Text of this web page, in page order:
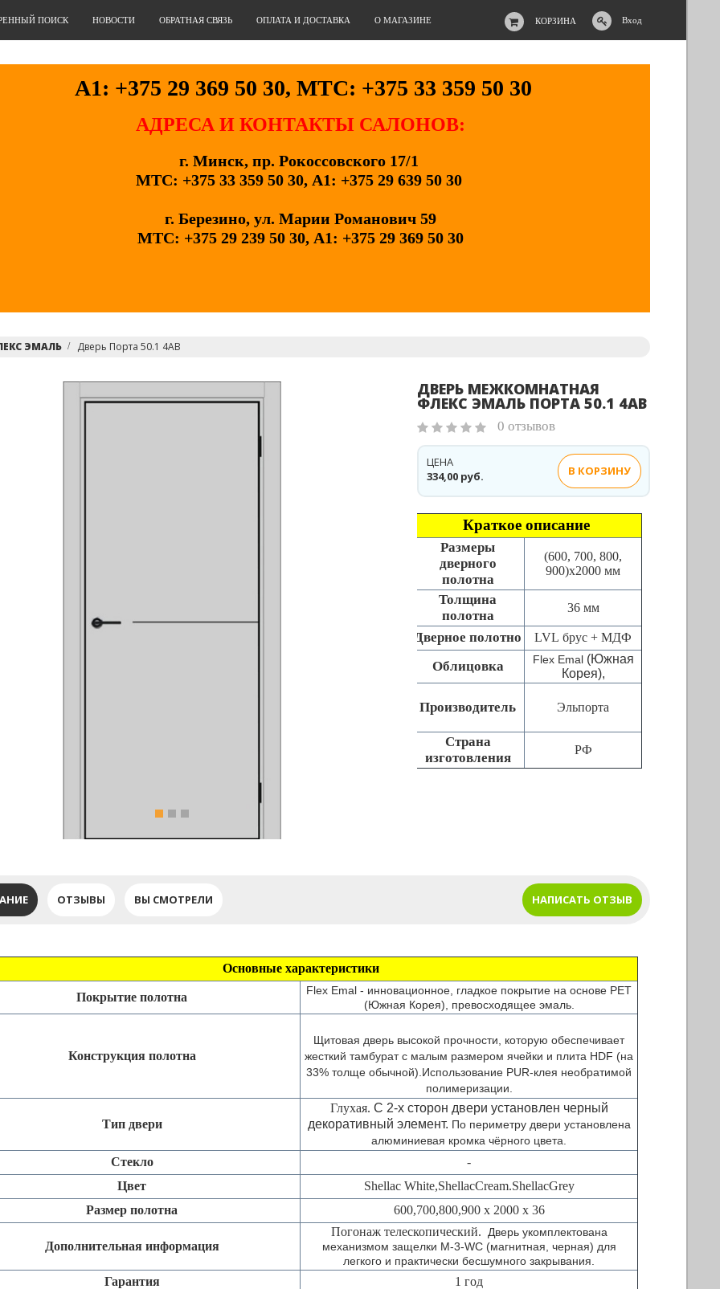
КОРЗИНА Вход
ПОИСК НОВОСТИ ОБРАТНАЯ СВЯЗЬ ОПЛАТА И ДОСТАВКА О МАГАЗИНЕ
А1: +375 29 369 50 30, МТС: +375 33 359 50 30
АДРЕСА И КОНТАКТЫ САЛОНОВ:
г. Минск, пр. Рокоссовского 17/1
МТС: +375 33 359 50 30, А1: +375 29 639 50 30
г. Березино, ул. Марии Романович 59
МТС: +375 29 239 50 30, А1: +375 29 369 50 30
ЭМАЛЬ Дверь Порта 50.1 4AB
ДВЕРЬ МЕЖКОМНАТНАЯ
ФЛЕКС ЭМАЛЬ ПОРТА 50.1 4AB
0 отзывов
334,00 руб.
ЦЕНА
В КОРЗИНУ
Краткое описание
Размеры
дверного
полотна
(600, 700, 800,
900)x2000 мм
Толщина
полотна
36 мм
Дверное полотно LVL брус + МДФ
Облицовка Flex Emal(Южная
Корея),
Производитель Эльпорта
Страна
изготовления
РФ
ОТЗЫВЫ НАПИСАТЬ ОТЗЫВ
ВЫ СМОТРЕЛИ
Основные характеристики
Покрытие полотна
Flex Emal - инновационное, гладкое покрытие на основе PET
(Южная Корея), превосходящее эмаль.
Конструкция полотна
Щитовая дверь высокой прочности, которую обеспечивает
жесткий тамбурат с малым размером ячейки и плита HDF (на
33% толще обычной). Использование PUR-клея необратимой
полимеризации.
Тип двери
Глухая. С 2-х сторон двери установлен черный
декоративный элемент. По периметру двери установлена
алюминиевая кромка чёрного цвета.
Стекло
-
Цвет
Shellac White,ShellacCream.ShellacGrey
Размер полотна
600,700,800,900 х 2000 х 36
Дополнительная информация
Погонаж телескопический.
Дверь укомплектована
механизмом защелки M-3-WC (магнитная, черная) для
легкого и практически бесшумного закрывания.
Гарантия
1 год